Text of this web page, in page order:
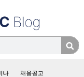
나 채용공고